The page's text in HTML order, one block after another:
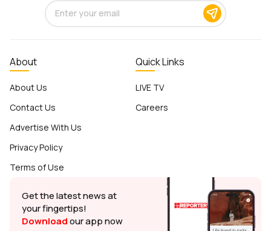
About
About Us
Contact Us
Advertise With Us
Privacy Policy
Terms of Use
Quick Links
LIVE TV
Careers
Get the latest news at
your fingertips!
Downloadour app now